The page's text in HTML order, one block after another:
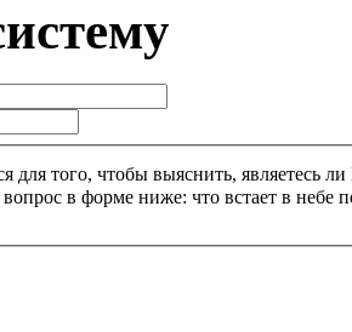
в форме ниже: что встает в небе